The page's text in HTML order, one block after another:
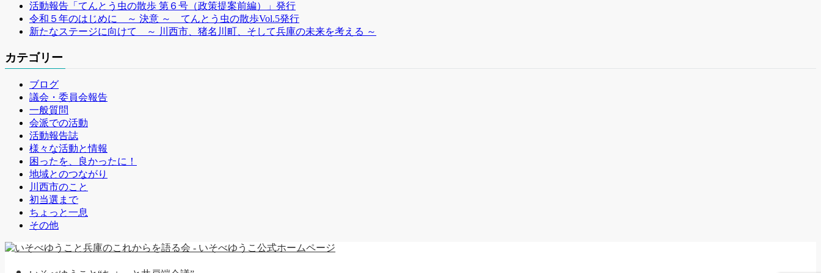
活動報告「てんとう虫の散歩 第６号（政策提案前編）」発行
令和５年のはじめに ～ 決意 ～ てんとう虫の散歩Vol.5発行
新たなステージに向けて ～ 川西市、猪名川町、そして兵庫の未来を考える ～
カテゴリー
ブログ
議会・委員会報告
一般質問
会派での活動
活動報告誌
様々な活動と情報
困ったを、良かったに！
地域とのつながり
川西市のこと
初当選まで
ちょっと一息
その他